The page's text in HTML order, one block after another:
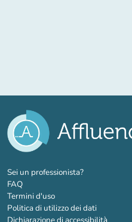
Sei un professionista?(nuova scheda)
FAQ
Termini d'uso
Politica di utilizzo dei dati